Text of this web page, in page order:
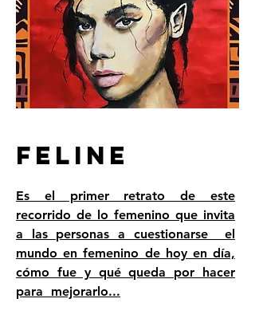
FELINE
Es el primer retrato de este
recorrido de lo femenino que invita
a las personas a cuestionarse el
mundo en femenino de hoy en día,
cómo fue y qué queda por hacer
para mejorarlo...